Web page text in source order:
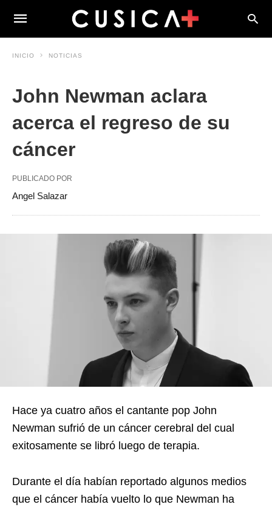
INICIO NOTICIAS
John Newman aclara
acerca el regreso de su
cáncer
PUBLICADO POR
Angel Salazar
Hace ya cuatro años el cantante pop John
Newman sufrió de un cáncer cerebral del cual
exitosamente se libró luego de terapia.
Durante el día habían reportado algunos medios
que el cáncer había vuelto lo que Newman ha